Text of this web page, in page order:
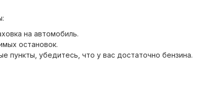
на автомобиль.
остановок.
пункты, убедитесь, что у вас достаточно бензина.